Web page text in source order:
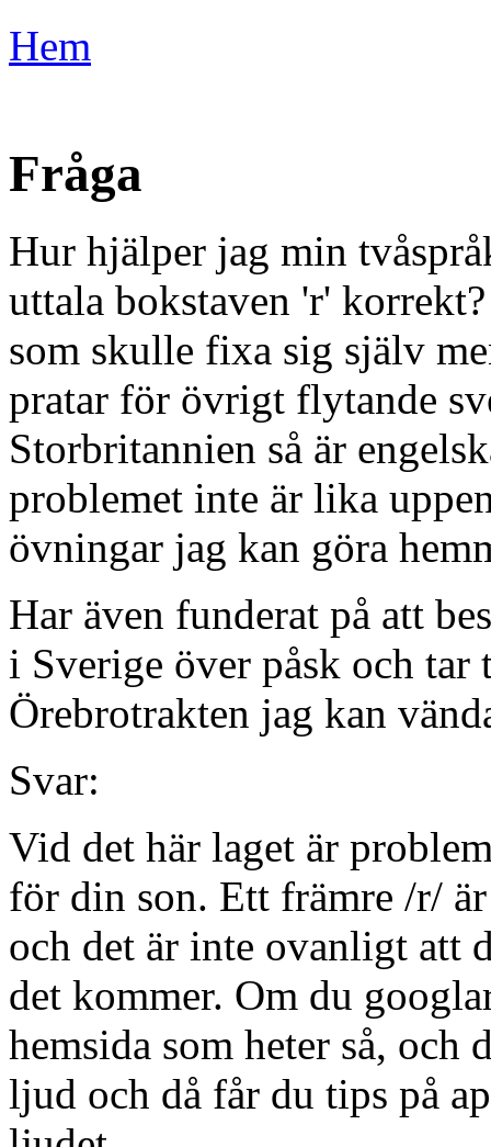
Hem
Fråga
Hur hjälper jag min
uttala bokstaven 'r'
som skulle fixa sig själv
pratar för övrigt flytande
Storbritannien så är
problemet inte är lika
övningar jag kan göra
Har även funderat på att
i Sverige över påsk och tar
Örebrotrakten jag kan
Svar:
Vid det här laget är
för din son. Ett främre /r/
och det är inte ovanligt att
det kommer. Om du
hemsida som heter så,
ljud och då får du tips på